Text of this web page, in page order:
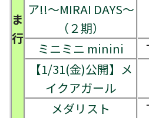
ま
行
ア!!～MIRAI DAYS～
（２期）
ミニミニ minini
【1/31(金)公開】メ
イクアガール
メダリスト